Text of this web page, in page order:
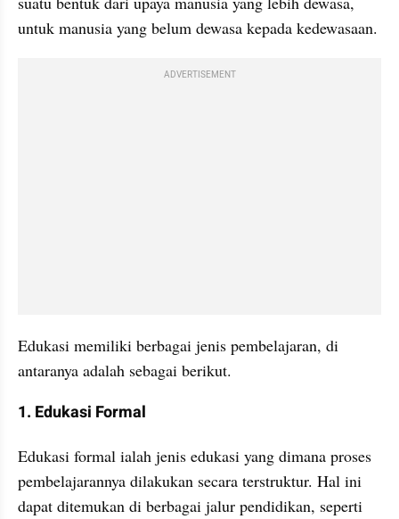
untuk manusia yang belum dewasa kepada kedewasaan.
ADVERTISEMENT
Edukasi memiliki berbagai jenis pembelajaran, di
antaranya adalah sebagai berikut.
1. Edukasi Formal
Edukasi formal ialah jenis edukasi yang dimana proses
pembelajarannya dilakukan secara terstruktur. Hal ini
dapat ditemukan di berbagai jalur pendidikan, seperti